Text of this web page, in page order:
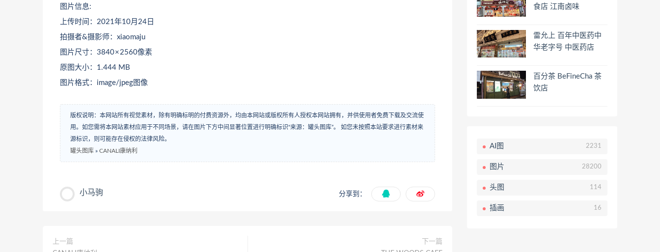
图片信息:
上传时间：2021年10月24日
拍摄者&摄影师：xiaomaju
图片尺寸：3840 × 2560像素
原图大小：1.444 MB
图片格式：image/jpeg图像
版权说明：本网站所有视觉素材，除有明确标明的付费资源外，均由本网站或版权所有人授权本网站拥有，并供使用者免费下载及交流使
用。如您需将本网站素材应用于不同场景，请在图片下方中间显著位置进行明确标识“来源：罐头图库”。 如您未按照本站要求进行素材来
源标识，则可能存在侵权的法律风险。
罐头图库 » CANALI康纳利
小马驹 分享到：
上一篇
下一篇
食店 江南卤味
雷允上 百年中医药中
华老字号 中医药店
百分茶 BeFineCha 茶
饮店
AI图 2231
图片 28200
头图 114
插画 16